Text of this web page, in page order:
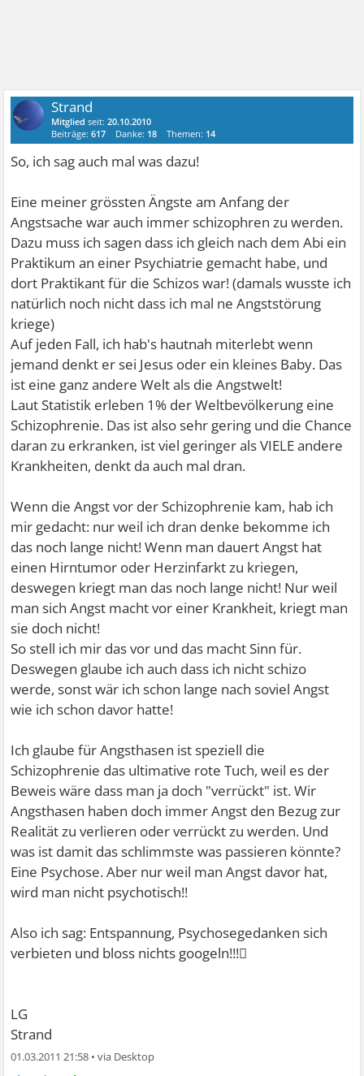
Strand
Mitglied seit:20.10.2010
Beiträge:617 Danke: 18 Themen: 14
So, ich sag auch mal was dazu!
Eine meiner grössten Ängste am Anfang der
Angstsache war auch immer schizophren zu werden.
Dazu muss ich sagen dass ich gleich nach dem Abi ein
Praktikum an einer Psychiatrie gemacht habe, und
dort Praktikant für die Schizos war! (damals wusste ich
natürlich noch nicht dass ich mal ne Angststörung
kriege)
Auf jeden Fall, ich hab's hautnah miterlebt wenn
jemand denkt er sei Jesus oder ein kleines Baby. Das
ist eine ganz andere Welt als die Angstwelt!
Laut Statistik erleben 1% der Weltbevölkerung eine
Schizophrenie. Das ist also sehr gering und die Chance
daran zu erkranken, ist viel geringer als VIELE andere
Krankheiten, denkt da auch mal dran.
Wenn die Angst vor der Schizophrenie kam, hab ich
mir gedacht: nur weil ich dran denke bekomme ich
das noch lange nicht! Wenn man dauert Angst hat
einen Hirntumor oder Herzinfarkt zu kriegen,
deswegen kriegt man das noch lange nicht! Nur weil
man sich Angst macht vor einer Krankheit, kriegt man
sie doch nicht!
So stell ich mir das vor und das macht Sinn für.
Deswegen glaube ich auch dass ich nicht schizo
werde, sonst wär ich schon lange nach soviel Angst
wie ich schon davor hatte!
Ich glaube für Angsthasen ist speziell die
Schizophrenie das ultimative rote Tuch, weil es der
Beweis wäre dass man ja doch "verrückt" ist. Wir
Angsthasen haben doch immer Angst den Bezug zur
Realität zu verlieren oder verrückt zu werden. Und
was ist damit das schlimmste was passieren könnte?
Eine Psychose. Aber nur weil man Angst davor hat,
wird man nicht psychotisch!!
Also ich sag: Entspannung, Psychosegedanken sich
verbieten und bloss nichts googeln!!!
LG
Strand
01.03.2011 21:58 •